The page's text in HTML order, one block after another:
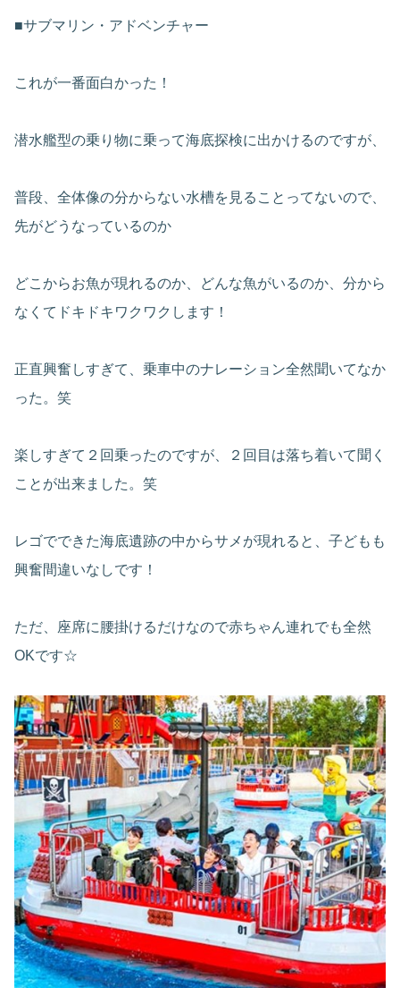
■サブマリン・アドベンチャー
これが一番面白かった！
潜水艦型の乗り物に乗って海底探検に出かけるのですが、
普段、全体像の分からない水槽を見ることってないので、
先がどうなっているのか
どこからお魚が現れるのか、どんな魚がいるのか、分から
なくてドキドキワクワクします！
正直興奮しすぎて、乗車中のナレーション全然聞いてなか
った。笑
楽しすぎて２回乗ったのですが、２回目は落ち着いて聞く
ことが出来ました。笑
レゴでできた海底遺跡の中からサメが現れると、子どもも
興奮間違いなしです！
ただ、座席に腰掛けるだけなので赤ちゃん連れでも全然
OKです☆